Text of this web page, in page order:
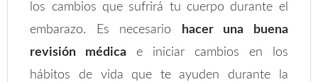
los cambios que sufrirá tu cuerpo durante el
embarazo. Es necesario
hacer una buena
revisión médica e iniciar cambios en los
hábitos de vida que te ayuden durante la